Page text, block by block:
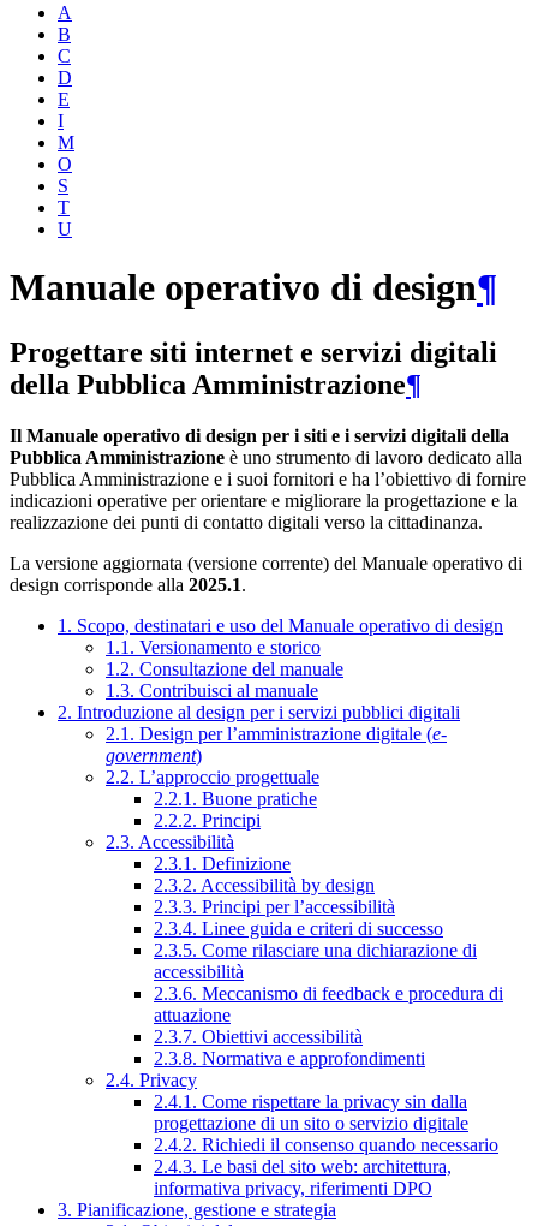
A
B
C
D
E
I
M
O
S
T
U
Manuale operativo di design¶
Progettare siti internet e servizi digitali
della Pubblica Amministrazione¶
Il Manuale operativo di design per i siti e i servizi digitali della
Pubblica Amministrazione è uno strumento di lavoro dedicato alla
Pubblica Amministrazione e i suoi fornitori e ha l’obiettivo di fornire
indicazioni operative per orientare e migliorare la progettazione e la
realizzazione dei punti di contatto digitali verso la cittadinanza.
La versione aggiornata (versione corrente) del Manuale operativo di
design corrisponde alla 2025.1.
1. Scopo, destinatari e uso del Manuale operativo di design
1.1. Versionamento e storico
1.2. Consultazione del manuale
1.3. Contribuisci al manuale
2. Introduzione al design per i servizi pubblici digitali
2.1. Design per l’amministrazione digitale (e-
government)
2.2. L’approccio progettuale
2.2.1. Buone pratiche
2.2.2. Principi
2.3. Accessibilità
2.3.1. Definizione
2.3.2. Accessibilità by design
2.3.3. Principi per l’accessibilità
2.3.4. Linee guida e criteri di successo
2.3.5. Come rilasciare una dichiarazione di
accessibilità
2.3.6. Meccanismo di feedback e procedura di
attuazione
2.3.7. Obiettivi accessibilità
2.3.8. Normativa e approfondimenti
2.4. Privacy
2.4.1. Come rispettare la privacy sin dalla
progettazione di un sito o servizio digitale
2.4.2. Richiedi il consenso quando necessario
2.4.3. Le basi del sito web: architettura,
informativa privacy, riferimenti DPO
3. Pianificazione, gestione e strategia